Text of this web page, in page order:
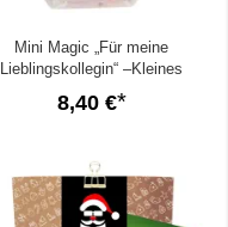
Mini Magic „Für meine
Lieblingskollegin“ –Kleines
Kolleginnengeschenk (Set 4)
8,40 €